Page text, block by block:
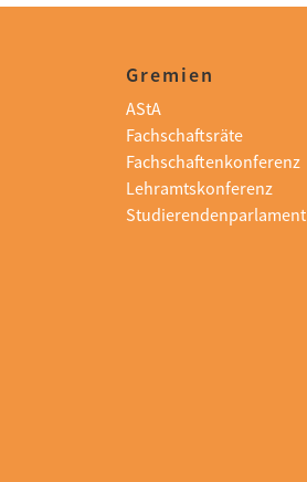
Gremien
AStA
Fachschaftsräte
Fachschaftenkonferenz
Lehramtskonferenz
Studierendenparlament